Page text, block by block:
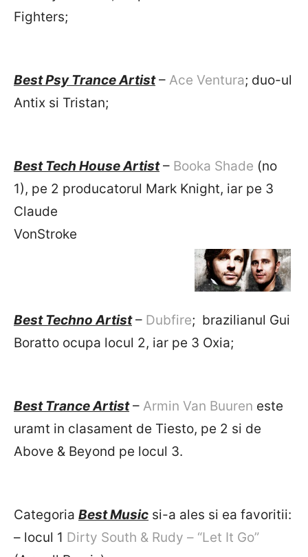
Fighters;
Best Psy Trance Artist– Ace Ventura; duo-ul
Antix si Tristan;
Best Tech House Artist– Booka Shade (no
1), pe 2 producatorul Mark Knight, iar pe 3
Claude
VonStroke
Best Techno Artist– Dubfire; brazilianul Gui
Boratto ocupa locul 2, iar pe 3 Oxia;
Best Trance Artist– Armin Van Buuren este
uramt in clasament de Tiesto, pe 2 si de
Above & Beyond pe locul 3.
Categoria Best Music si-a ales si ea favoritii:
– locul 1 Dirty South & Rudy – “Let It Go”